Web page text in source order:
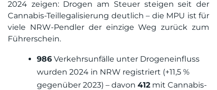
2024 zeigen: Drogen am Steuer steigen seit der
Cannabis-Teillegalisierung deutlich – die MPU ist für
viele NRW-Pendler der einzige Weg zurück zum
Führerschein.
986 Verkehrsunfälle unter Drogeneinfluss
wurden 2024 in NRW registriert (+11,5 %
gegenüber 2023) – davon 412 mit Cannabis-